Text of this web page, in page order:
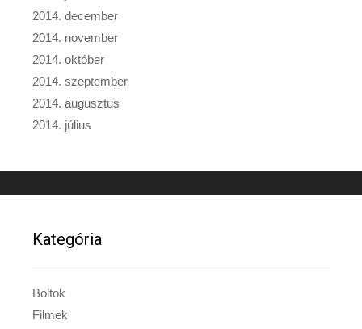
2014. december
2014. november
2014. október
2014. szeptember
2014. augusztus
2014. július
Kategória
Boltok
Filmek